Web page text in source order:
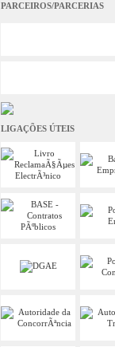
PARCEIROS/PARCERIAS
LIGAÇÕES ÚTEIS